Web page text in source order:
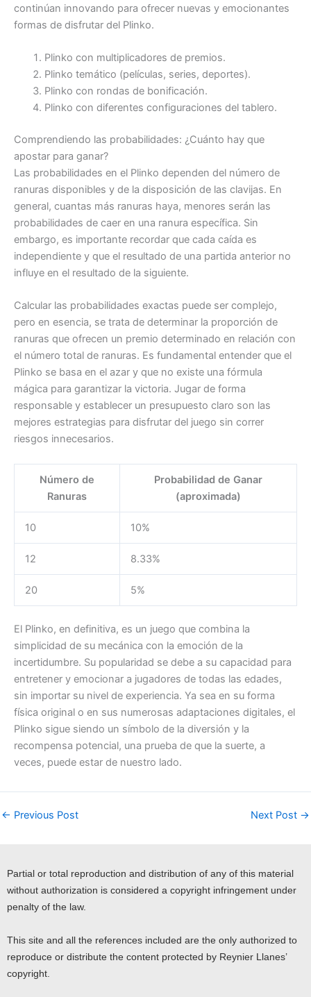
continúan innovando para ofrecer nuevas y emocionantes
formas de disfrutar del Plinko.
Plinko con multiplicadores de premios.
Plinko temático (películas, series, deportes).
Plinko con rondas de bonificación.
Plinko con diferentes configuraciones del tablero.
Comprendiendo las probabilidades: ¿Cuánto hay que
apostar para ganar?
Las probabilidades en el Plinko dependen del número de
ranuras disponibles y de la disposición de las clavijas. En
general, cuantas más ranuras haya, menores serán las
probabilidades de caer en una ranura específica. Sin
embargo, es importante recordar que cada caída es
independiente y que el resultado de una partida anterior no
influye en el resultado de la siguiente.
Calcular las probabilidades exactas puede ser complejo,
pero en esencia, se trata de determinar la proporción de
ranuras que ofrecen un premio determinado en relación con
el número total de ranuras. Es fundamental entender que el
Plinko se basa en el azar y que no existe una fórmula
mágica para garantizar la victoria. Jugar de forma
responsable y establecer un presupuesto claro son las
mejores estrategias para disfrutar del juego sin correr
riesgos innecesarios.
Número de
Ranuras
Probabilidad de Ganar
(aproximada)
10 10%
12 8.33%
20 5%
El Plinko, en definitiva, es un juego que combina la
simplicidad de su mecánica con la emoción de la
incertidumbre. Su popularidad se debe a su capacidad para
entretener y emocionar a jugadores de todas las edades,
sin importar su nivel de experiencia. Ya sea en su forma
física original o en sus numerosas adaptaciones digitales, el
Plinko sigue siendo un símbolo de la diversión y la
recompensa potencial, una prueba de que la suerte, a
veces, puede estar de nuestro lado.
← Previous Post Next Post →
Partial or total reproduction and distribution of any of this material
without authorization is considered a copyright infringement under
penalty of the law.
This site and all the references included are the only authorized to
reproduce or distribute the content protected by Reynier Llanes’
copyright.